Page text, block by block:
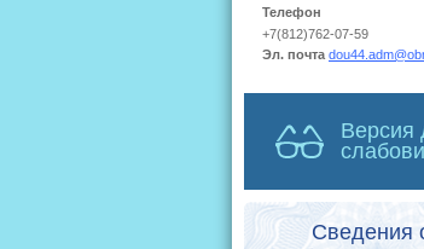
Телефон
+7(812)762-07-59
Эл. почта
Версия
Сведения